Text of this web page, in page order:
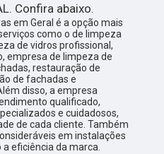
Confira abaixo.
em Geral é a opção mais
como o de limpeza
de vidros profissional,
empresa de limpeza de
restauração de
de fachadas e
disso, a empresa
qualificado,
e cuidadosos,
de cada cliente. Também
em instalações
eficiência da marca.